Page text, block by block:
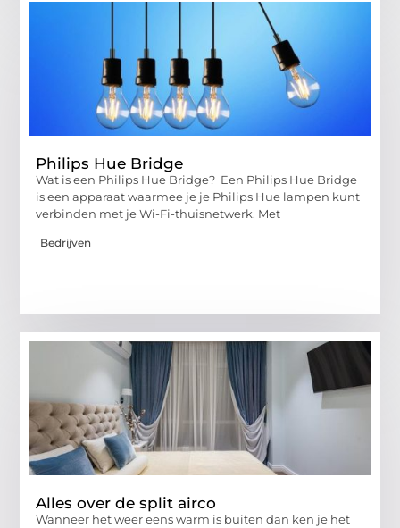
Philips Hue Bridge
Wat is een Philips Hue Bridge? Een Philips Hue Bridge
is een apparaat waarmee je je Philips Hue lampen kunt
verbinden met je Wi-Fi-thuisnetwerk. Met
Bedrijven
Alles over de split airco
Wanneer het weer eens warm is buiten dan ken je het